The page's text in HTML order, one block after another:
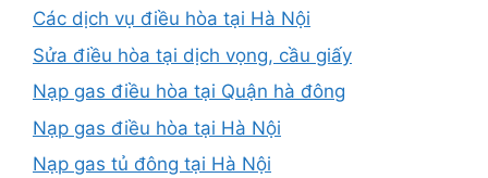
Các dịch vụ điều hòa tại Hà Nội
Sửa điều hòa tại dịch vọng, cầu giấy
Nạp gas điều hòa tại Quận hà đông
Nạp gas điều hòa tại Hà Nội
Nạp gas tủ đông tại Hà Nội